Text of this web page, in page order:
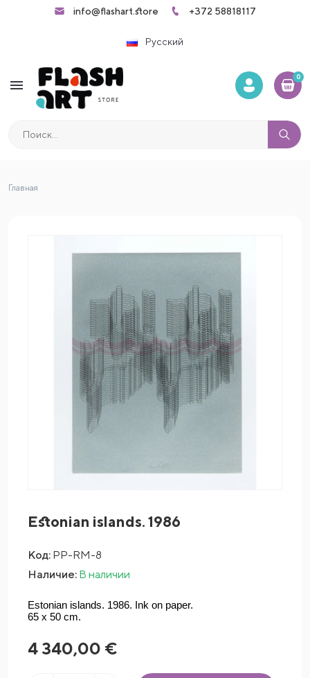
info@flashart.store +372 58818117
Русский
menu
0
Главная
Estonian islands. 1986
Код: PP-RM-8
Наличие: В наличии
Estonian islands. 1986. Ink on paper.
65 x 50 cm.
4 340,00 €